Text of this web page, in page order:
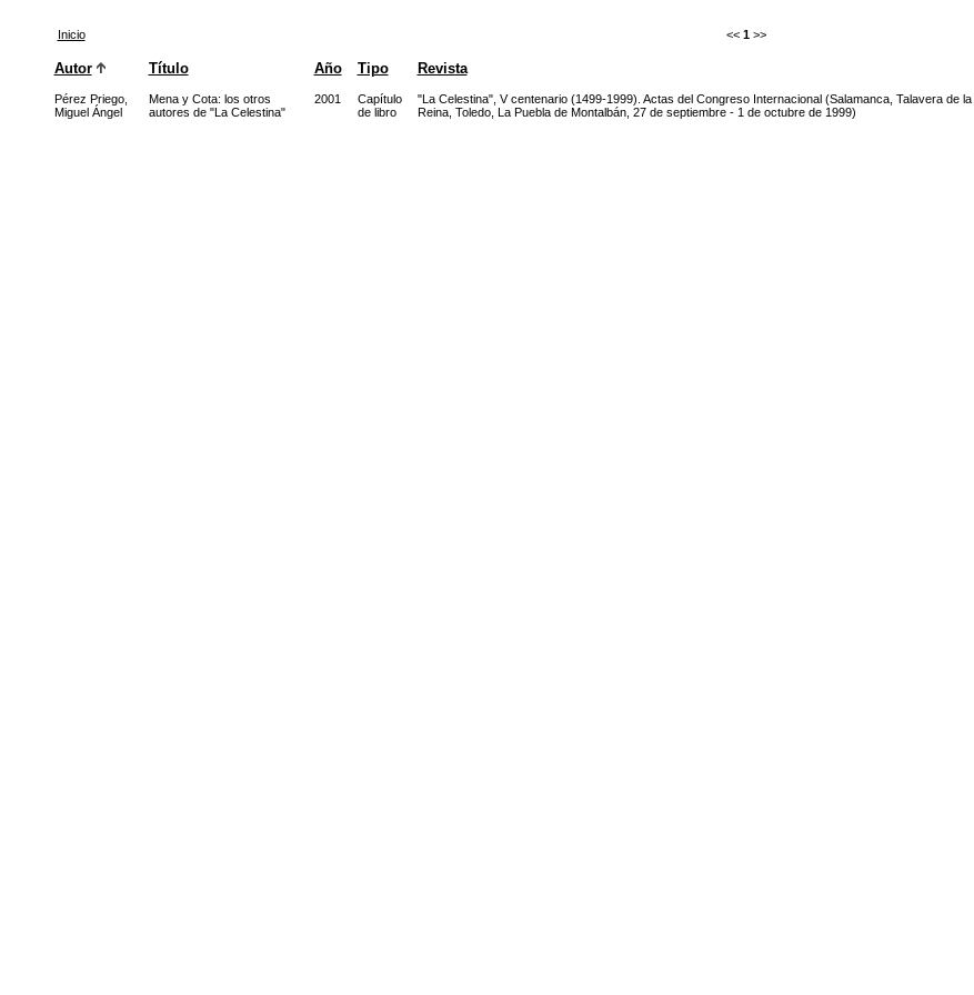
Inicio << 1 >>
Autor Título Año Tipo Revista
Pérez Priego,
Miguel Ángel
Mena y Cota: los otros
autores de "La Celestina"
2001
Capítulo
de libro
"La Celestina", V centenario (1499-1999). Actas del Congreso Internacional (Salamanca, Talavera de la
Reina, Toledo, La Puebla de Montalbán, 27 de septiembre - 1 de octubre de 1999)